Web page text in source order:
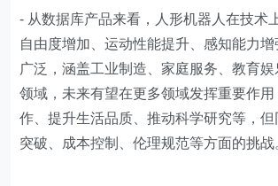
- 从数据库产品来看，人形机器人在技术
自由度增加、运动性能提升、感知能力
广泛，涵盖工业制造、家庭服务、教育
领域，未来有望在更多领域发挥重要作用
作、提升生活品质、推动科学研究等，
突破、成本控制、伦理规范等方面的挑战